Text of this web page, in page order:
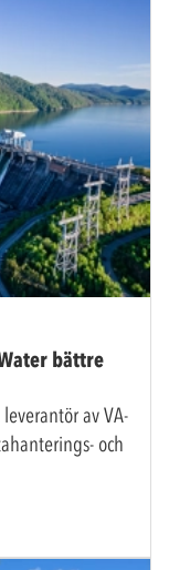
bättre
av VA-
och